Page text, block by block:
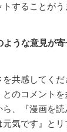
することが
うな意見が
共感してくだ
とのコメント
、『漫画を読
気です』とリ